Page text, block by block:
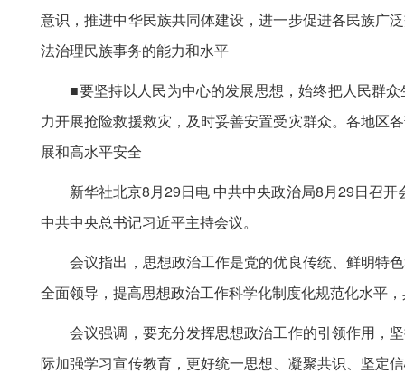
意识，推进中华民族共同体建设，进一步促进各民族广
法治理民族事务的能力和水平
■要坚持以人民为中心的发展思想，始终把人民群众
力开展抢险救援救灾，及时妥善安置受灾群众。各地区
展和高水平安全
新华社北京8月29日电 中共中央政治局8月29日召开
中共中央总书记习近平主持会议。
会议指出，思想政治工作是党的优良传统、鲜明特色
全面领导，提高思想政治工作科学化制度化规范化水平
会议强调，要充分发挥思想政治工作的引领作用，坚
际加强学习宣传教育，更好统一思想、凝聚共识、坚定